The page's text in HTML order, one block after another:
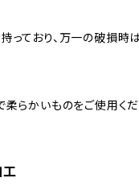
っており、万一の破損時
らかいものをご使用く
工